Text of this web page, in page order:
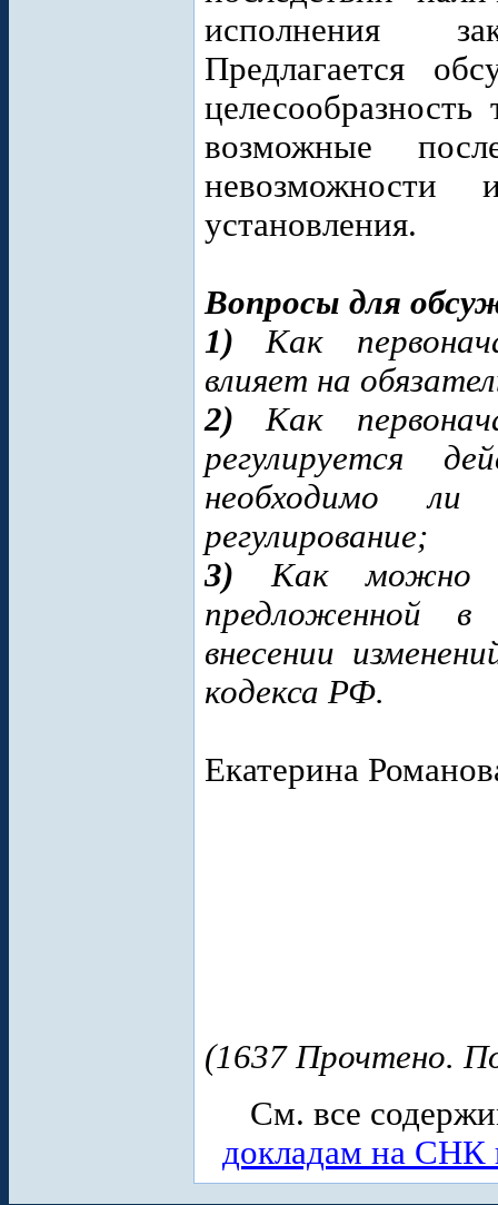
исполнения
Предлагается
возможные
невозможности
установления.
Вопросы для
1) Как
влияет на
2) Как
регулируется
необходимо ли
регулирование;
3) Как можно
предложенной в
внесении
кодекса РФ.
Екатерина
(1637 Прочтено.
См. все
докладам на СНК